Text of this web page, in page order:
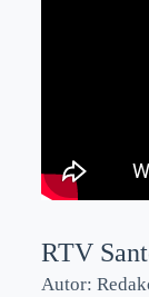
RTV
Autor: